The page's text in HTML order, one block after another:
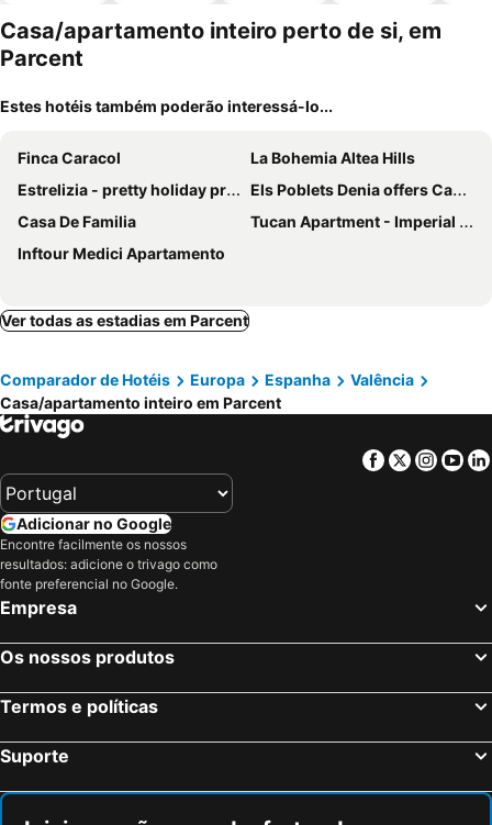
Casa/apartamento inteiro perto de si, em
Parcent
Estes hotéis também poderão interessá-lo...
Finca Caracol
La Bohemia Altea Hills
Estrelizia - pretty holiday property with garden and private pool in Calpe
Els Poblets Denia offers Casa Crosby - Private studio within walking distance to the beach
Casa De Familia
Tucan Apartment - Imperial Park - Sea View, 6 Pools, Terrace
Inftour Medici Apartamento
Ver todas as estadias em Parcent
Comparador de Hotéis Europa Espanha
Valência
Casa/apartamento inteiro em Parcent
Facebook
Twitter
Adicionar no Google
Encontre facilmente os nossos
resultados: adicione o trivago como
fonte preferencial no Google.
Empresa
Os nossos produtos
Termos e políticas
Suporte